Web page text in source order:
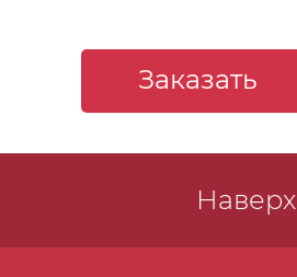
Заказать
Наверх